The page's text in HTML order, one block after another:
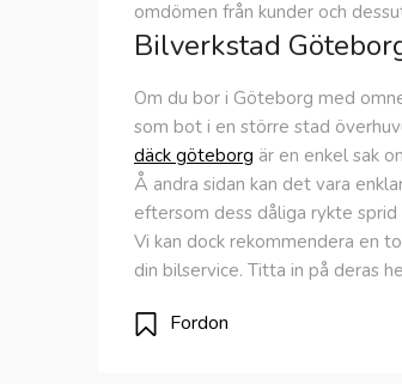
omdömen från kunder och
Bilverkstad
Om du bor i Göteborg med
som bot i en större stad
däck göteborg är en enkel sak
Å andra sidan kan det vara
eftersom dess dåliga rykte sprid
Vi kan dock rekommendera en
din bilservice. Titta in på deras
Fordon